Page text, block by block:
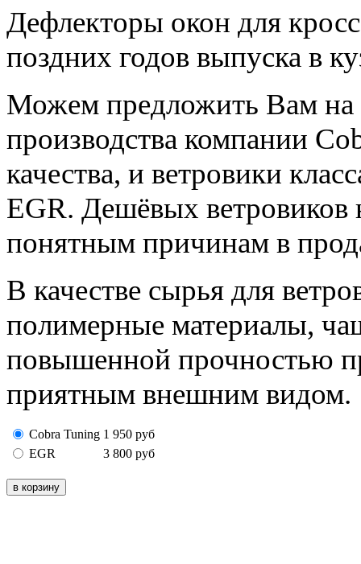
Дефлекторы окон для
поздних годов выпуска в
Можем предложить Вам на
производства компании
качества, и ветровики
EGR. Дешёвых ветровиков
понятным причинам в
В качестве сырья для
полимерные материалы,
повышенной прочностью
приятным внешним видом.
Cobra Tuning 1 950 руб
EGR
3 800 руб